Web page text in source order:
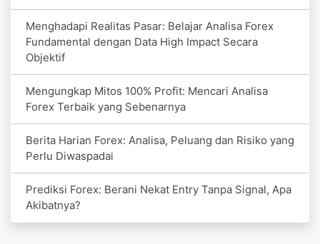
Menghadapi Realitas Pasar: Belajar Analisa Forex
Fundamental dengan Data High Impact Secara
Objektif
Mengungkap Mitos 100% Profit: Mencari Analisa
Forex Terbaik yang Sebenarnya
Berita Harian Forex: Analisa, Peluang dan Risiko yang
Perlu Diwaspadai
Prediksi Forex: Berani Nekat Entry Tanpa Signal, Apa
Akibatnya?